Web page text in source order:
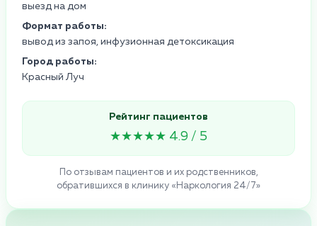
выезд на дом
Формат работы:
вывод из запоя, инфузионная детоксикация
Город работы:
Красный Луч
Рейтинг пациентов
★★★★★ 4.9 / 5
По отзывам пациентов и их родственников,
обратившихся в клинику «Наркология 24/7»